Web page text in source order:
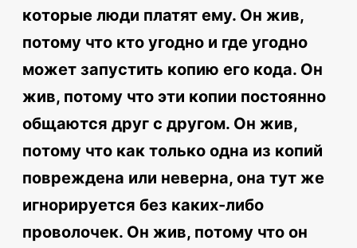
которые люди платят ему. Он жив,
потому что кто угодно и где угодно
может запустить копию его кода. Он
жив, потому что эти копии постоянно
общаются друг с другом. Он жив,
потому что как только одна из копий
повреждена или неверна, она тут же
игнорируется без каких-либо
проволочек. Он жив, потому что он